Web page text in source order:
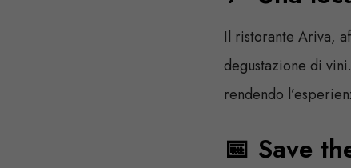
Il ristorante Ariva,
degustazione di
rendendo
📅 Save